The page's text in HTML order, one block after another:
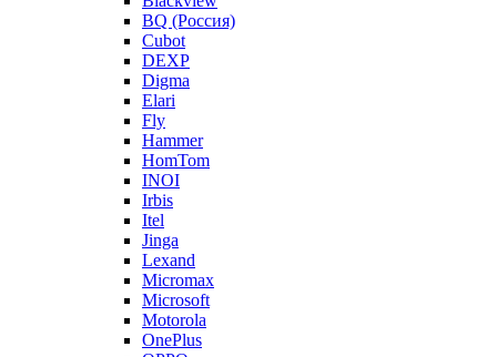
BQ (Россия)
Cubot
DEXP
Digma
Elari
Fly
Hammer
HomTom
INOI
Irbis
Itel
Jinga
Lexand
Micromax
Microsoft
Motorola
OnePlus